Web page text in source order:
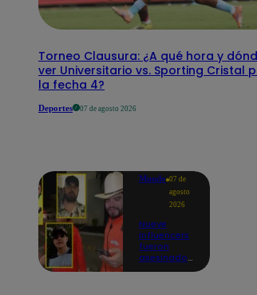
Torneo Clausura: ¿A qué hora y
ver Universitario vs. Sporting Cristal
la fecha 4?
Deportes 07 de agosto 2026
Mundo 07 de
agosto
2026
Nueve
influencers
fueron
asesinados